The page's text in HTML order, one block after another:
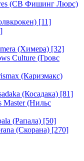
(СВ Фишинг Люрс)
[11]
(Химера) [32]
Culture (Гровс
(Каризмакс)
(Косадака) [81]
(Нильс
(Рапала) [50]
(Скорана) [270]